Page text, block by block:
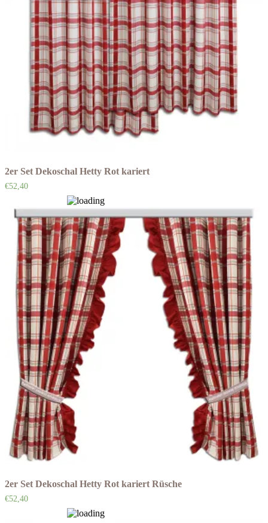
2er Set Dekoschal Hetty Rot kariert
€52,40
2er Set Dekoschal Hetty Rot kariert Rüsche
€52,40